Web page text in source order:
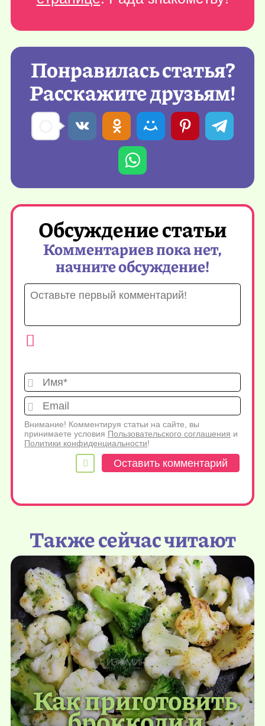
Понравилась статья?
Расскажите друзьям!
Обсуждение статьи
Комментариев пока нет,
начните обсуждение!
Имя*
Внимание! Комментируя статьи на сайте, вы
принимаете условия Пользовательского соглашения и
Политики конфиденциальности!
Также сейчас читают
Как приготовить